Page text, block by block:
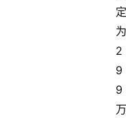
定
为
2
9
9
万